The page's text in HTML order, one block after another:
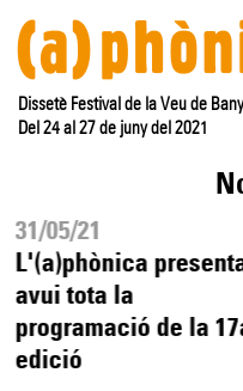
Dissetè Festival de la Veu de
Del 24 al 27 de juny del 2021
31/05/21
L'(a)phònica
avui tota la
programació de la
edició